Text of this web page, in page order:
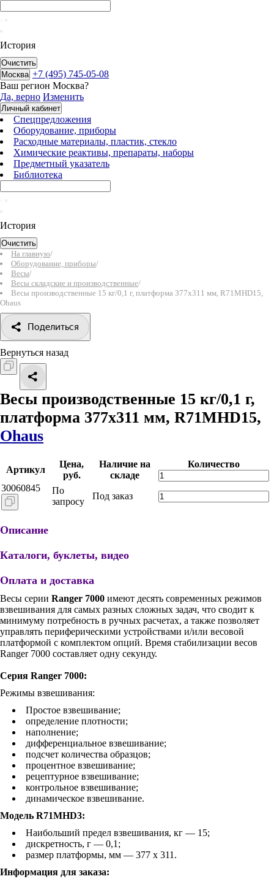
История
Очистить
Москва +7 (495) 745-05-08
Ваш регион Москва?
Да, верно Изменить
Личный кабинет
Спецпредложения
Оборудование, приборы
Расходные материалы, пластик, стекло
Химические реактивы, препараты, наборы
Предметный указатель
Библиотека
История
Очистить
На главную/
Оборудование, приборы/
Весы/
Весы складские и производственные/
Весы производственные 15 кг/0,1 г, платформа 377x311 мм, R71MHD15,
Ohaus
Поделиться
Вернуться назад
Весы производственные 15 кг/0,1 г,
платформа 377x311 мм, R71MHD15,
Ohaus
Артикул
Цена,
руб.
Наличие на
складе
Количество
30060845
По
запросу
Под заказ
Описание
Каталоги, буклеты, видео
Оплата и доставка
Весы серии Ranger 7000 имеют десять современных режимов
взвешивания для самых разных сложных задач, что сводит к
минимуму потребность в ручных расчетах, а также позволяет
управлять периферическими устройствами и/или весовой
платформой с комплектом опций. Время стабилизации весов
Ranger 7000 составляет одну секунду.
Серия Ranger 7000:
Режимы взвешивания:
Простое взвешивание;
определение плотности;
наполнение;
дифференциальное взвешивание;
подсчет количества образцов;
процентное взвешивание;
рецептурное взвешивание;
контрольное взвешивание;
динамическое взвешивание.
Модель R71MHD3:
Наибольший предел взвешивания, кг — 15;
дискретность, г — 0,1;
размер платформы, мм — 377 x 311.
Информация для заказа: